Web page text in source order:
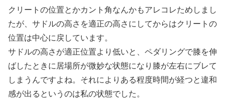
クリートの位置とかカント角なんかもアレコレためしまし
たが、サドルの高さを適正の高さにしてからはクリートの
位置は中心に戻しています。
サドルの高さが適正位置より低いと、ペダリングで膝を伸
ばしたときに居場所が微妙な状態になり膝が左右にブレて
しまうんですよね。それによりある程度時間が経つと違和
感が出るというのは私の状態でした。